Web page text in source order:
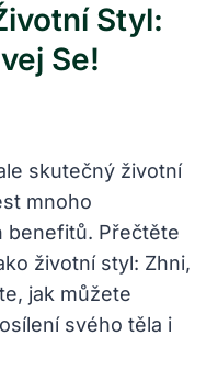
Styl:
Se!
skutečný životní
mnoho
benefitů. Přečtěte
životní styl: Zhni,
jak můžete
svého těla i